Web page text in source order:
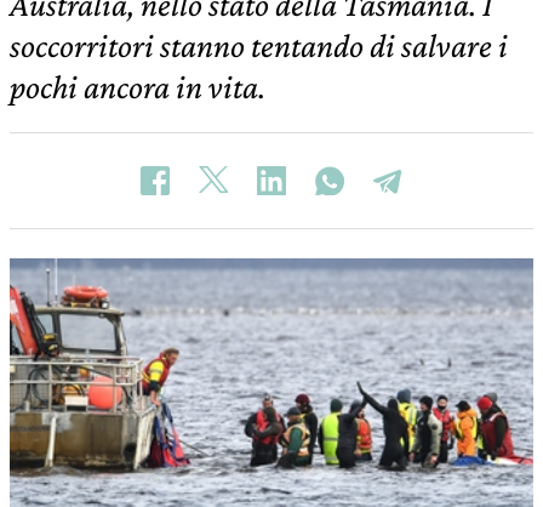
soccorritori stanno tentando di salvare i
pochi ancora in vita.